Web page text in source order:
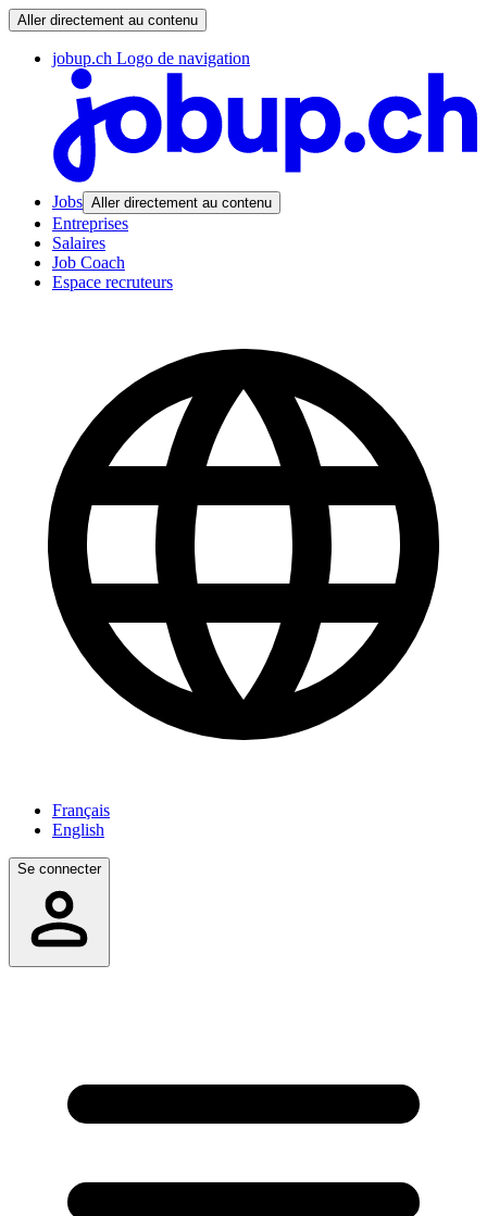
Aller directement au contenu
jobup.ch Logo de navigation
Jobs Aller directement au contenu
Entreprises
Salaires
Job Coach
Espace recruteurs
Français
English
Se connecter